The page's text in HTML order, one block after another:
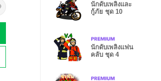
นักดับเพลิงและ
กู้ภัย ชุด 10
นักดับเพลิงแฟน
คลับ ชุด 4